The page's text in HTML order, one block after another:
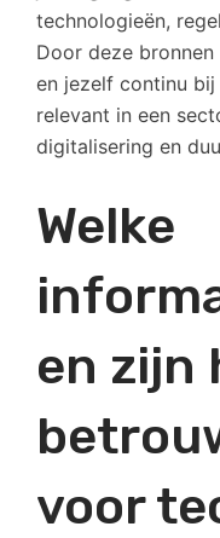
technologieën,
Door deze
en jezelf continu
relevant in een
digitalisering en
Welke
en zijn
voor